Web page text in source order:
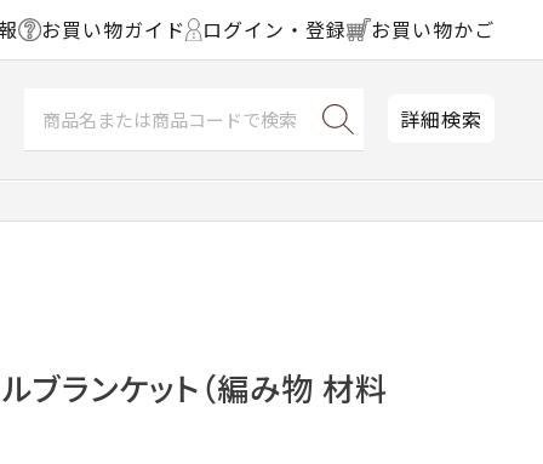
お買い物ガイド ログイン・登録 お買い物かご
詳細検索
ブランケット（編み物 材料